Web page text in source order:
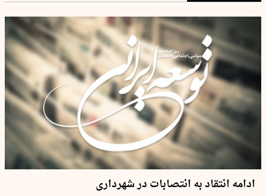
ادامه انتقاد به انتصابات در شهرداری